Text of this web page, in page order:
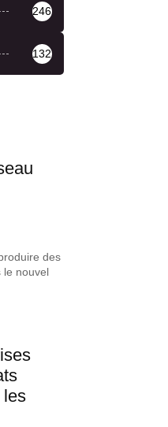
246
132
des
le nouvel
les